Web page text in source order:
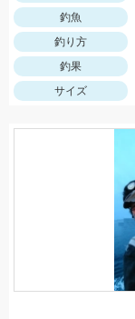
釣魚
釣り方
釣果
サイズ